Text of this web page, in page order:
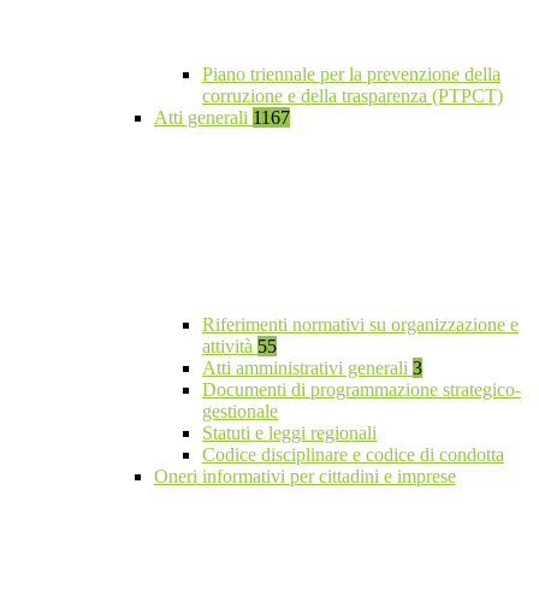
Piano triennale per la prevenzione della
corruzione e della trasparenza (PTPCT)
Atti generali 1167
Riferimenti normativi su organizzazione e
attività 55
Atti amministrativi generali 3
Documenti di programmazione strategico-
gestionale
Statuti e leggi regionali
Codice disciplinare e codice di condotta
Oneri informativi per cittadini e imprese